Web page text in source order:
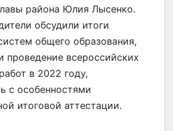
района Юлия Лысенко.
обсудили итоги
общего образования,
проведение всероссийских
в 2022 году,
с особенностями
итоговой аттестации.